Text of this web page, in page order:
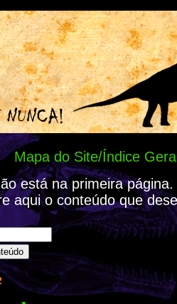
Mapa do Site/Índice Geral
está na primeira
aqui o conteúdo que